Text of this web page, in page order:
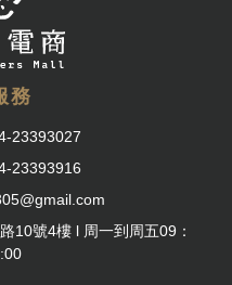
務
23393027
23393916
10號4樓 l 周一到周五09：